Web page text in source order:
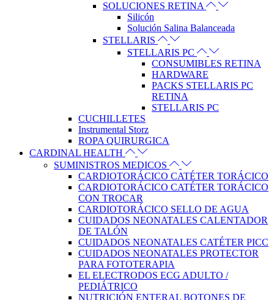
SOLUCIONES RETINA
Silicón
Solución Salina Balanceada
STELLARIS
STELLARIS PC
CONSUMIBLES RETINA
HARDWARE
PACKS STELLARIS PC
RETINA
STELLARIS PC
CUCHILLETES
Instrumental Storz
ROPA QUIRURGICA
CARDINAL HEALTH
SUMINISTROS MEDICOS
CARDIOTORÁCICO CATÉTER TORÁCICO
CARDIOTORÁCICO CATÉTER TORÁCICO
CON TROCAR
CARDIOTORÁCICO SELLO DE AGUA
CUIDADOS NEONATALES CALENTADOR
DE TALÓN
CUIDADOS NEONATALES CATÉTER PICC
CUIDADOS NEONATALES PROTECTOR
PARA FOTOTERAPIA
EL ELECTRODOS ECG ADULTO /
PEDIÁTRICO
NUTRICIÓN ENTERAL BOTONES DE